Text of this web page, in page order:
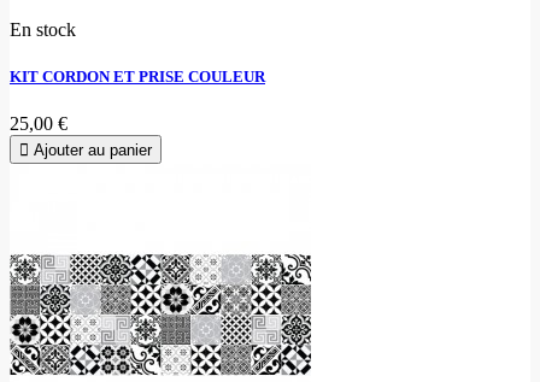
En stock
KIT CORDON ET PRISE COULEUR
25,00 €
Ajouter au panier